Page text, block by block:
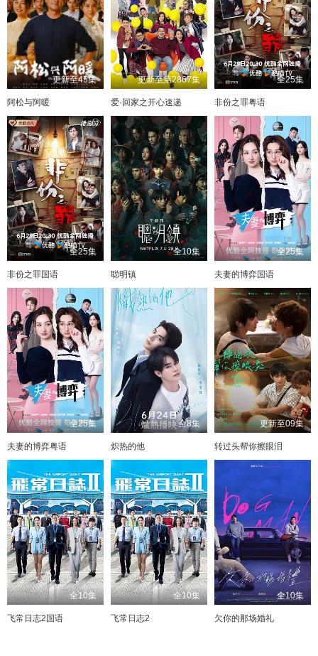
更新至45集
阿松与阿暖
更新至第2867集
爱·回家之开心速递
全25集
非份之罪粤语
全25集
非份之罪国语
全10集
聪明镇
全25集
夫妻的博弈国语
全25集
夫妻的博弈粤语
全8集
炽热的他
更新至09集
转过头帮你擦眼泪
全10集
飞常日志2国语
全10集
飞常日志2
全10集
欠你的那场婚礼